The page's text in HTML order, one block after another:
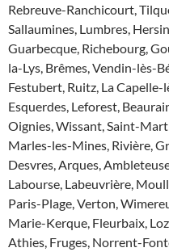
Rebreuve-Ranchicourt,
Sallaumines, Lumbres,
Guarbecque, Richebourg,
la-Lys, Brêmes, Vendin-lès-
Festubert, Ruitz, La
Esquerdes, Leforest,
Oignies, Wissant, Saint-
Marles-les-Mines, Rivière,
Desvres, Arques,
Labourse, Labeuvrière,
Paris-Plage, Verton,
Marie-Kerque, Fleurbaix,
Athies, Fruges, Norrent-